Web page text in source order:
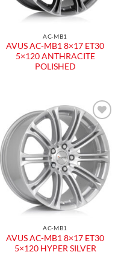
AC-MB1
AVUS AC-MB1 8×17 ET30
5×120 ANTHRACITE
POLISHED
Aggiungi
alla lista
dei
desideri
AC-MB1
AVUS AC-MB1 8×17 ET30
5×120 HYPER SILVER